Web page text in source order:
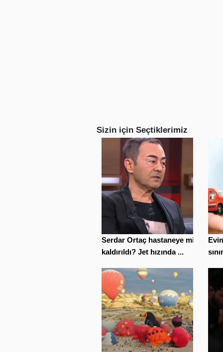
Sizin için Seçtiklerimiz
Serdar Ortaç hastaneye mi
kaldırıldı? Jet hızında ...